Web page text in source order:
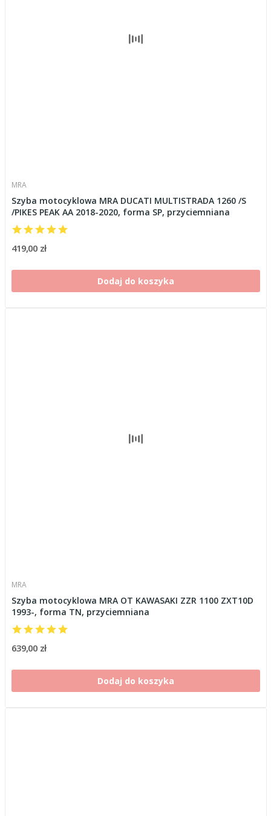
MRA
Szyba motocyklowa MRA DUCATI MULTISTRADA 1260 /S
/PIKES PEAK AA 2018-2020, forma SP, przyciemniana
419,00 zł
Dodaj do koszyka
MRA
Szyba motocyklowa MRA OT KAWASAKI ZZR 1100 ZXT10D
1993-, forma TN, przyciemniana
639,00 zł
Dodaj do koszyka